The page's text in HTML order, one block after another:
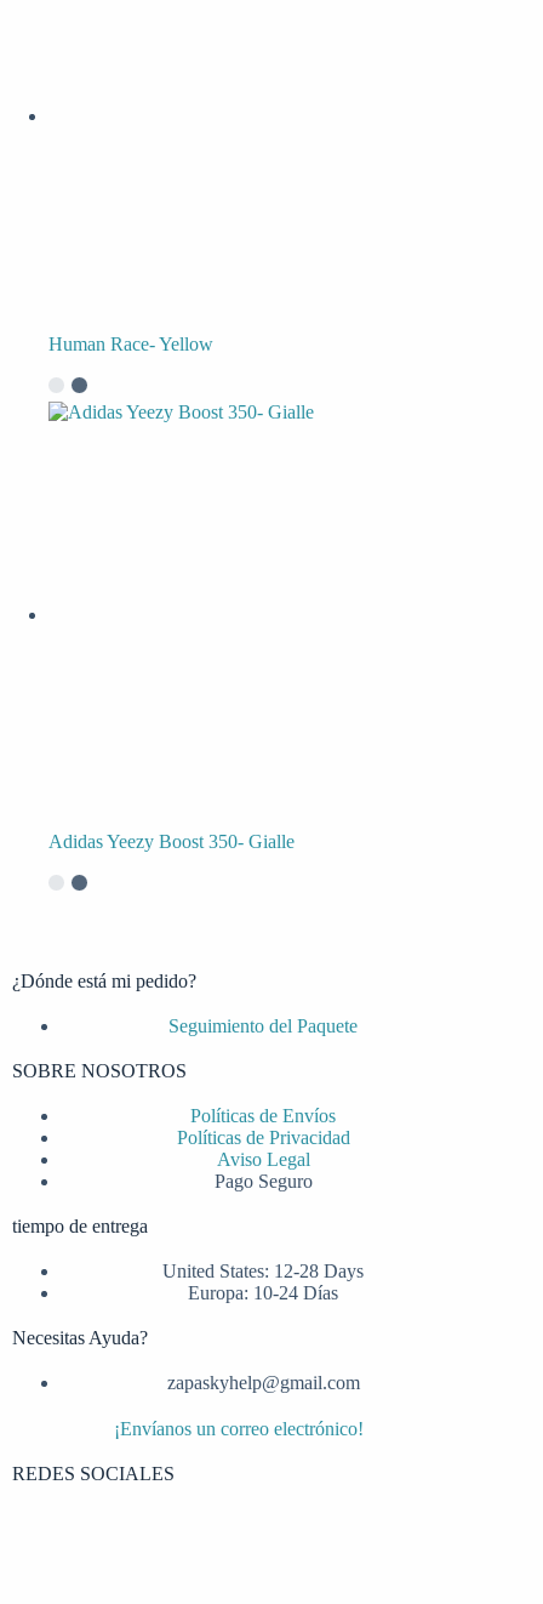
Human Race- Yellow
Adidas Yeezy Boost 350- Gialle
¿Dónde está mi pedido?
Seguimiento del Paquete
SOBRE NOSOTROS
Políticas de Envíos
Políticas de Privacidad
Aviso Legal
Pago Seguro
tiempo de entrega
United States: 12-28 Days
Europa: 10-24 Días
Necesitas Ayuda?
zapaskyhelp@gmail.com​
¡Envíanos un correo electrónico!
REDES SOCIALES